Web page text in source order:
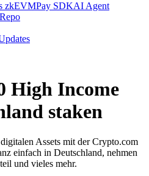
zkEVMPay SDKAI Agent
High Income
staken
Assets mit der Crypto.com
einfach in Deutschland, nehmen
und vieles mehr.